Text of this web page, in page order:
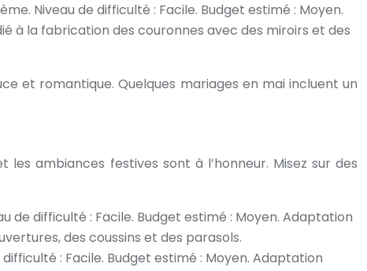
Niveau de difficulté : Facile. Budget estimé : Moyen.
à la fabrication des couronnes avec des miroirs et des
et romantique. Quelques mariages en mai incluent un
ambiances festives sont à l’honneur. Misez sur des
de difficulté : Facile. Budget estimé : Moyen. Adaptation
des coussins et des parasols.
: Facile. Budget estimé : Moyen. Adaptation